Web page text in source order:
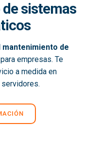
sistemas
mantenimiento de
para empresas. Te
a medida en